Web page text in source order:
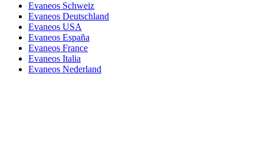
Evaneos Schweiz
Evaneos Deutschland
Evaneos USA
Evaneos España
Evaneos France
Evaneos Italia
Evaneos Nederland